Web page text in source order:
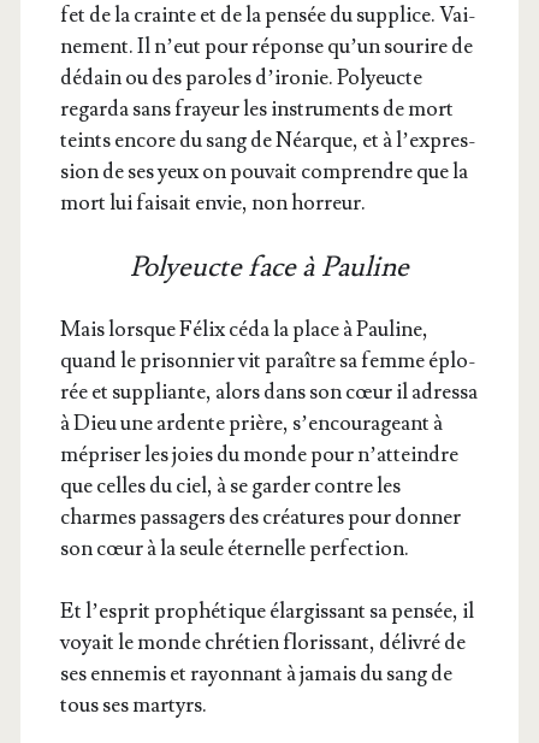
fet de la crainte et de la pen­sée du sup­plice. Vai­
ne­ment. Il n’eut pour réponse qu’un sou­rire de
dédain ou des paroles d’i­ro­nie. Poly­eucte
regar­da sans frayeur les ins­tru­ments de mort
teints encore du sang de Néarque, et à l’ex­pres­
sion de ses yeux on pou­vait com­prendre que la
mort lui fai­sait envie, non horreur.
Polyeucte face à Pauline
Mais lorsque Félix céda la place à Pau­line,
quand le pri­son­nier vit paraître sa femme éplo­
rée et sup­pliante, alors dans son cœur il adres­sa
à Dieu une ardente prière, s’en­cou­ra­geant à
mépri­ser les joies du monde pour n’at­teindre
que celles du ciel, à se gar­der contre les
charmes pas­sa­gers des créa­tures pour don­ner
son cœur à la seule éter­nelle perfection.
Et l’es­prit pro­phé­tique élar­gis­sant sa pen­sée, il
voyait le monde chré­tien flo­ris­sant, déli­vré de
ses enne­mis et rayon­nant à jamais du sang de
tous ses martyrs.